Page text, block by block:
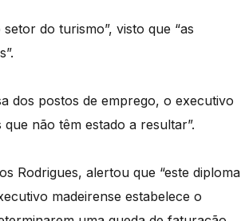
do turismo”, visto que “as
dos postos de emprego, o executivo
não têm estado a resultar”.
Rodrigues, alertou que “este diploma
madeirense estabelece o